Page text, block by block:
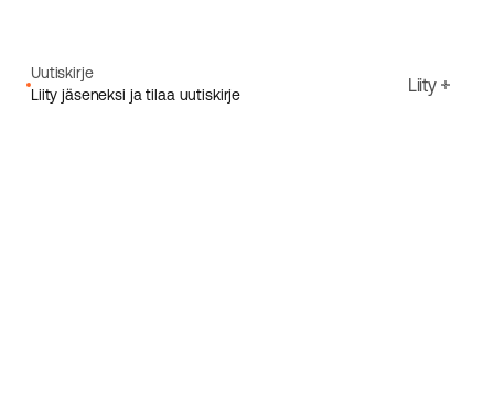
Uutiskirje
Liity jäseneksi ja tilaa uutiskirje
Liity